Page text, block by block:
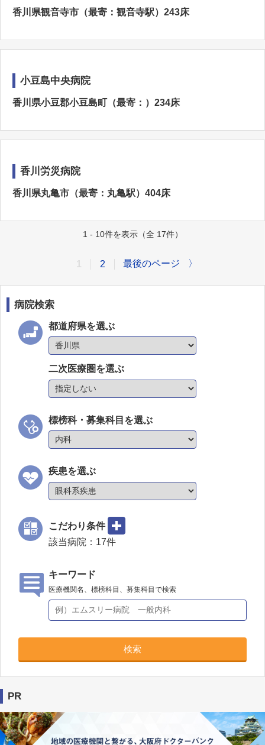
香川県観音寺市（最寄：観音寺駅）243床
小豆島中央病院
香川県小豆郡小豆島町（最寄：）234床
香川労災病院
香川県丸亀市（最寄：丸亀駅）404床
1 - 10件を表示（全 17件）
2 最後のページ 〉
病院検索
都道府県を選ぶ
二次医療圏を選ぶ
標榜科・募集科目を選ぶ
疾患を選ぶ
こだわり条件
該当病院： 17件
キーワード
医療機関名、標榜科目、募集科目で検索
検索
PR